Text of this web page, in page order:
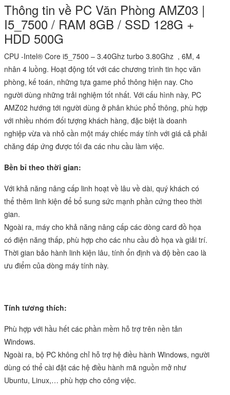
Thông tin về PC Văn Phòng AMZ03 |
I5_7500 / RAM 8GB / SSD 128G +
HDD 500G
CPU -Intel® Core i5_7500 – 3.40Ghz turbo 3.80Ghz , 6M, 4
nhân 4 luồng. Hoạt động tốt với các chương trình tin học văn
phòng, kế toán, những tựa game phổ thông hiện nay. Cho
người dùng những trải nghiệm tốt nhất. Với cấu hình này, PC
AMZ02 hướng tới người dùng ở phân khúc phổ thông, phù hợp
với nhiều nhóm đối tượng khách hàng, đặc biệt là doanh
nghiệp vừa và nhỏ cần một máy chiếc máy tính với giá cả phải
chăng đáp ứng được tối đa các nhu cầu làm việc.
Bền bỉ theo thời gian:
Với khả năng nâng cấp linh hoạt về lâu về dài, quý khách có
thể thêm linh kiện để bổ sung sức mạnh phần cứng theo thời
gian.
Ngoài ra, máy cho khả năng nâng cấp các dòng card đồ họa
có điện năng thấp, phù hợp cho các nhu cầu đồ họa và giải trí.
Thời gian bảo hành linh kiện lâu, tính ổn định và độ bền cao là
ưu điểm của dòng máy tính này.
Tính tương thích:
Phù hợp với hầu hết các phần mềm hỗ trợ trên nền tản
Windows.
Ngoài ra, bộ PC không chỉ hỗ trợ hệ điều hành Windows, người
dùng có thể cài đặt các hệ điều hành mã nguồn mở như
Ubuntu, Linux,… phù hợp cho công việc.